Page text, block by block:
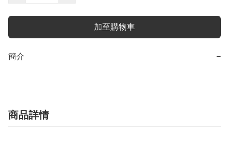
加至購物車
簡介 −
商品詳情